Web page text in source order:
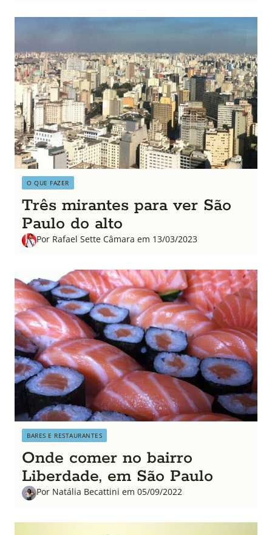
O QUE FAZER
Três mirantes para ver São
Paulo do alto
Por Rafael Sette Câmara em 13/03/2023
BARES E RESTAURANTES
Onde comer no bairro
Liberdade, em São Paulo
Por Natália Becattini em 05/09/2022